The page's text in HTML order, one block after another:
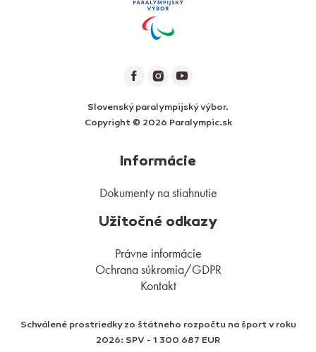
Slovenský paralympijský výbor.
Copyright © 2026 Paralympic.sk
Informácie
Dokumenty na stiahnutie
Užitočné odkazy
Právne informácie
Ochrana súkromia/GDPR
Kontakt
Schválené prostriedky zo štátneho rozpočtu na šport v roku
2026: SPV - 1 300 687 EUR